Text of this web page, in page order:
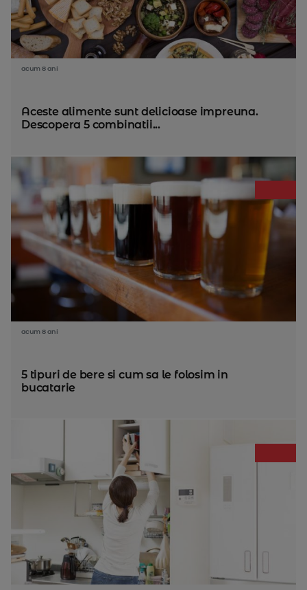
acum 8 ani
Aceste alimente sunt delicioase impreuna.
Descopera 5 combinatii...
acum 8 ani
5 tipuri de bere si cum sa le folosim in
bucatarie